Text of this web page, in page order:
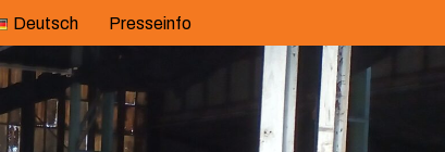
Deutsch Presseinfo